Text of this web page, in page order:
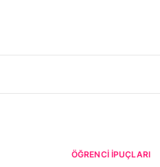
ÖĞRENCI İPUÇLARI